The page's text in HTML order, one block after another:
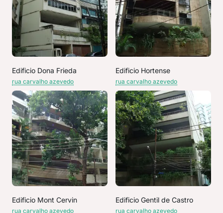
Edificio Dona Frieda
rua carvalho azevedo
Edificio Hortense
rua carvalho azevedo
Edificio Mont Cervin
rua carvalho azevedo
Edificio Gentil de Castro
rua carvalho azevedo